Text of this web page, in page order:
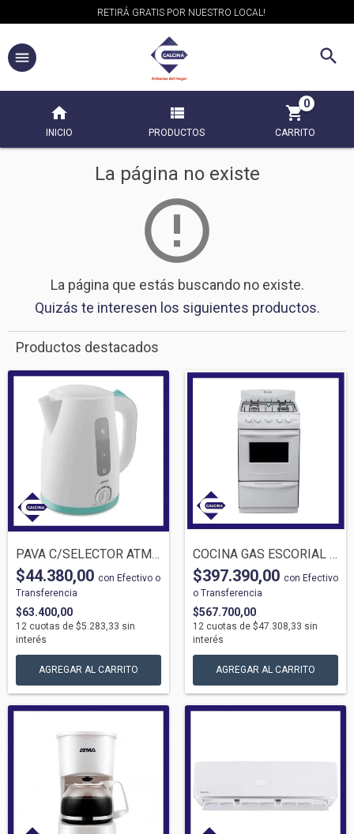
RETIRÁ GRATIS POR NUESTRO LOCAL!
INICIO PRODUCTOS CARRITO
0
La página no existe
La página que estás buscando no existe.
Quizás te interesen los siguientes productos.
Productos destacados
PAVA C/SELECTOR ATMA 1821AP 1.7LTS BLANC...
$63.400,00
$44.380,00 con Efectivo o
Transferencia
12 cuotas de $5.283,33 sin
interés
COCINA GAS ESCORIAL CANDOR BLANCA G/N 50...
$567.700,00
$397.390,00 con Efectivo
o Transferencia
12 cuotas de $47.308,33 sin
interés